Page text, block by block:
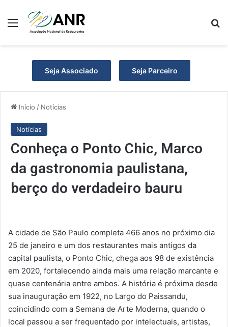
Menu
Seja Associado Seja Parceiro
Início / Notícias
Notícias
Conheça o Ponto Chic, Marco
da gastronomia paulistana,
berço do verdadeiro bauru
A cidade de São Paulo completa 466 anos no próximo dia
25 de janeiro e um dos restaurantes mais antigos da
capital paulista, o Ponto Chic, chega aos 98 de existência
em 2020, fortalecendo ainda mais uma relação marcante e
quase centenária entre ambos. A história é próxima desde
sua inauguração em 1922, no Largo do Paissandu,
coincidindo com a Semana de Arte Moderna, quando o
local passou a ser frequentado por intelectuais, artistas,